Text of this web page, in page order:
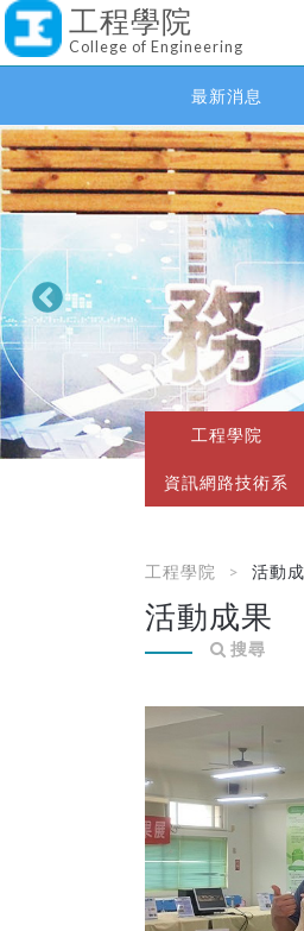
工程學院
College of Engineering
最新消息
工程學院
資訊網路技術系
工程學院 活動
活動成果
搜尋